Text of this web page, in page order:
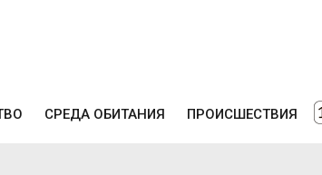
СРЕДА ОБИТАНИЯ ПРОИСШЕСТВИЯ